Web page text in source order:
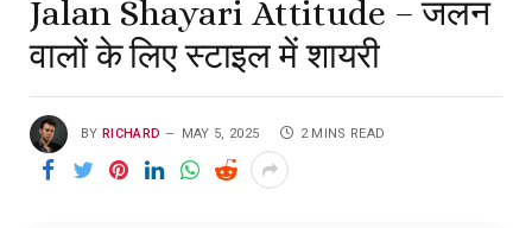
Jalan Shayari Attitude – जलन
वालों के लिए स्टाइल में शायरी
BY RICHARD MAY 5, 2025 2 MINS READ